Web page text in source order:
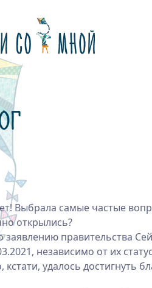
Выбрала самые частые
открылись?
заявлению правительства
независимо от их
кстати, удалось достигнуть